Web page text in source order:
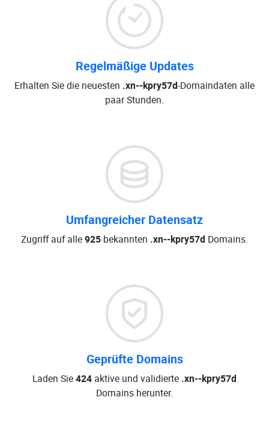
Regelmäßige Updates
Erhalten Sie die neuesten .xn--kpry57d-Domaindaten alle
paar Stunden.
Umfangreicher Datensatz
Zugriff auf alle925 bekannten .xn--kpry57d Domains.
Geprüfte Domains
Laden Sie424 aktive und validierte .xn--kpry57d
Domains herunter.